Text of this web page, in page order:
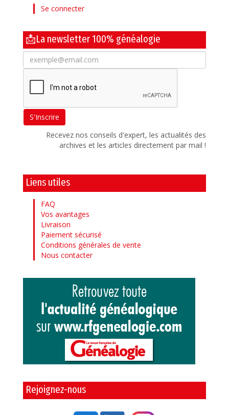
Se connecter
📩La newsletter 100% généalogie
Recevez nos conseils d'expert, les actualités des
archives et les articles directement par mail !
Liens utiles
FAQ
Vos avantages
Livraison
Paiement sécurisé
Conditions générales de vente
Nous contacter
Rejoignez-nous